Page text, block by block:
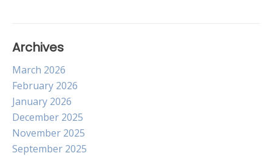
Archives
March 2026
February 2026
January 2026
December 2025
November 2025
September 2025